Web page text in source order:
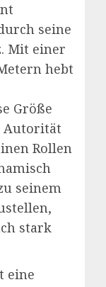
seine
Mit einer
hebt
Größe
Autorität
Rollen
seinem
stark
eine